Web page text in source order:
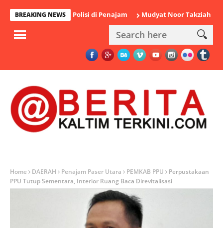
BREAKING NEWS
Diamankan Polisi di Penajam Mudyat Noor Takziah ke Rumah
Home DAERAH Penajam Paser Utara PEMKAB PPU
Perpustakaan
PPU Tutup Sementara, Interior Ruang Baca Direvitalisasi